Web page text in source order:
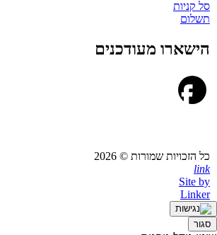
סל קניות
תשלום
הישארו מעודכנים
כל הזכויות שמורות © 2026
link
Site by
Linker
סגור